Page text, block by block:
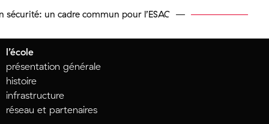
un cadre commun pour l’ESAC
l’école
présentation générale
histoire
infrastructure
réseau et partenaires